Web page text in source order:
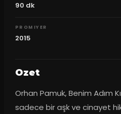
90 dk
PROMIYER
2015
Ozet
Orhan Pamuk, Benim Adım
sadece bir aşk ve cinayet